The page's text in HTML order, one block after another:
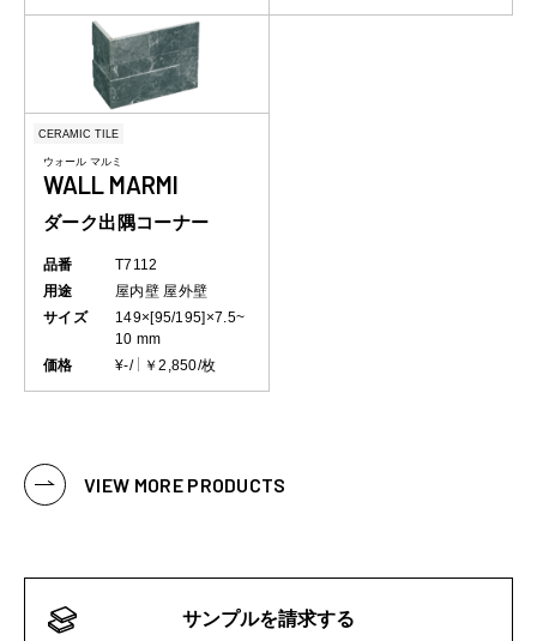
CERAMIC TILE
ウォール マルミ
WALL MARMI
ダーク出隅コーナー
品番
T7112
用途
屋内壁 屋外壁
サイズ
149×[95/195]×7.5~
10 mm
価格
¥-/ ￥2,850/枚
VIEW MORE PRODUCTS
サンプルを請求する